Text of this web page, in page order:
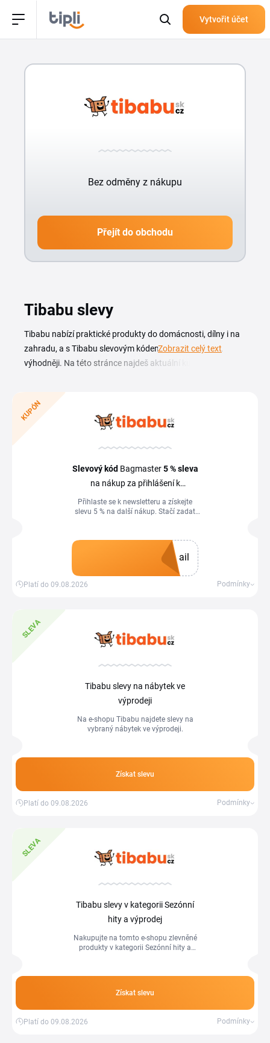
Vytvořit účet
Bez odměny z nákupu
Přejít do obchodu
Tibabu slevy
Tibabu nabízí praktické produkty do domácnosti, dílny i na
zahradu, a s Tibabu slevovým kódem nakoupíš ještě
výhodněji. Na této stránce najdeš aktuální kupóny a slevy,
65 000 zákazníků. Vsází na zboží skladem a rychlé dodání.
Než dokončíš objednávku, projdi si v tomto přehledu
vybavení do domácnosti nebo nářadí do dílny.
Zobrazit celý text
KUPÓN
Slevový kód Bagmaster5 % sleva
na nákup za přihlášení k
newsletteru
Přihlaste se k newsletteru a získejte
slevu 5 % na další nákup. Stačí zadat
úspěšném přihlášení obdržíte uvítací
slevový kupón, který uplatníte v košíku.
Kromě slevy budete pravidelně dostávat
také informace o nových akcích a
ail
Platí do 09.08.2026 Podmínky
SLEVA
Tibabu slevy na nábytek ve
výprodeji
Na e-shopu Tibabu najdete slevy na
vybraný nábytek ve výprodeji.
Získat slevu
Platí do 09.08.2026 Podmínky
SLEVA
Tibabu slevy v kategorii Sezónní
hity a výprodej
Nakupujte na tomto e-shopu zlevněné
produkty v kategorii Sezónní hity a
Získat slevu
Platí do 09.08.2026 Podmínky